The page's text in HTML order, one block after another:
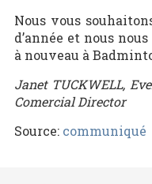
Nous vous
d’année et nous
à nouveau à
Janet TUCKWELL,
Comercial Director
Source: communiqué